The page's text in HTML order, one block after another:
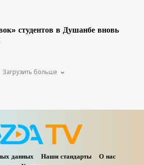
студентов в Душанбе вновь
Загрузить больше
данных Наши стандарты
О нас